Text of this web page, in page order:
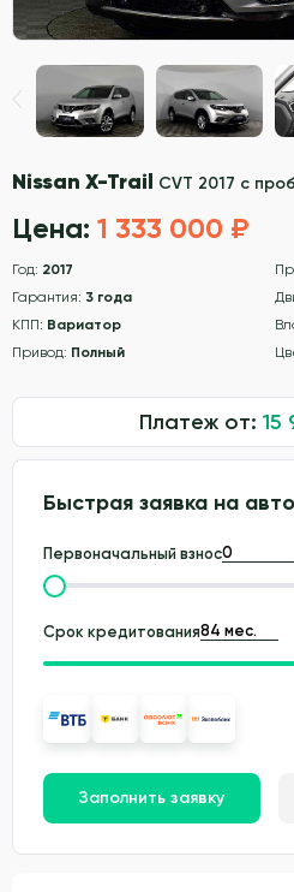
Nissan X-Trail CVT 2017 с
Цена: 1 333 000 ₽
Год: 2017
Гарантия: 3 года
КПП: Вариатор
Привод: Полный
Платеж от: 15
Быстрая заявка на
Первоначальный взнос
Срок кредитования
Заполнить заявку